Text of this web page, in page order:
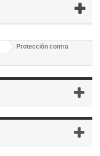
Protección contra